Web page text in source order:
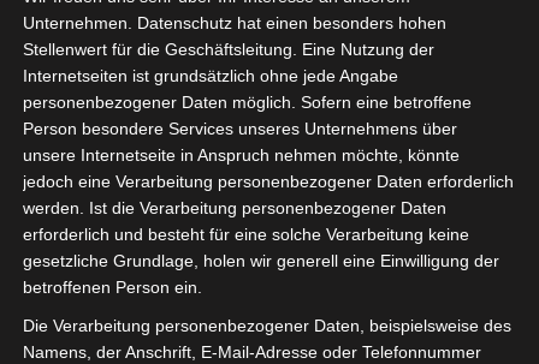
Benutzer
Unternehmen. Datenschutz hat einen besonders hohen
Stellenwert für die Geschäftsleitung. Eine Nutzung der
Internetseiten ist grundsätzlich ohne jede Angabe
personenbezogener Daten möglich. Sofern eine betroffene
Person besondere Services unseres Unternehmens über
unsere Internetseite in Anspruch nehmen möchte, könnte
jedoch eine Verarbeitung personenbezogener Daten erforderlich
werden. Ist die Verarbeitung personenbezogener Daten
erforderlich und besteht für eine solche Verarbeitung keine
gesetzliche Grundlage, holen wir generell eine Einwilligung der
betroffenen Person ein.
Die Verarbeitung personenbezogener Daten, beispielsweise des
Namens, der Anschrift, E-Mail-Adresse oder Telefonnummer